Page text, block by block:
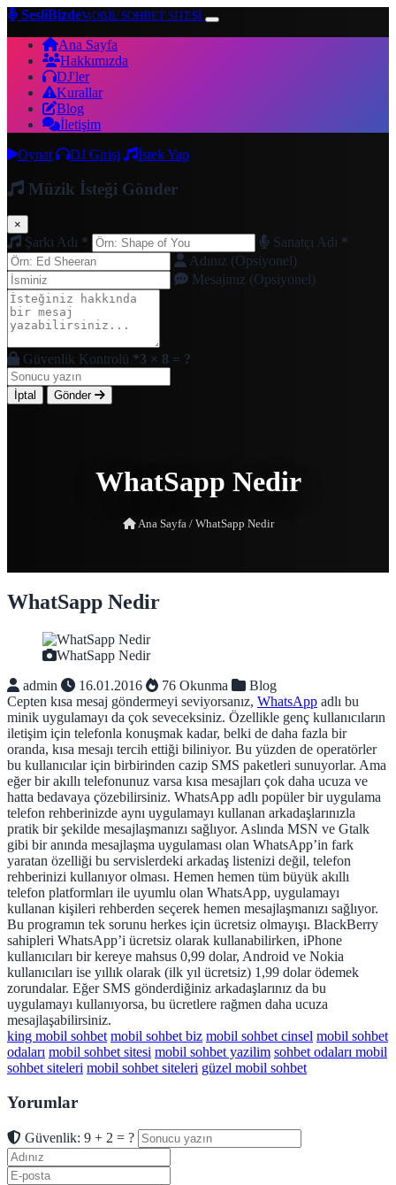
SesliBizdeMOBİL SOHBET SİTESİ
Ana Sayfa
Hakkımızda
DJ'ler
Kurallar
Blog
İletişim
Oynat
DJ Girişi İstek Yap
Müzik İsteği Gönder
×
Şarkı Adı * Sanatçı Adı *
Adınız (Opsiyonel)
Mesajınız (Opsiyonel)
Güvenlik Kontrolü *3 × 8 = ?
İptal Gönder
WhatSapp Nedir
Ana Sayfa /WhatSapp Nedir
WhatSapp Nedir
WhatSapp Nedir
admin
16.01.2016 76 Okunma
Blog
Cepten kısa mesaj göndermeyi seviyorsanız, WhatsApp adlı bu
minik uygulamayı da çok seveceksiniz. Özellikle genç kullanıcıların
iletişim için telefonla konuşmak kadar, belki de daha fazla bir
oranda, kısa mesajı tercih ettiği biliniyor. Bu yüzden de operatörler
bu kullanıcılar için birbirinden cazip SMS paketleri sunuyorlar. Ama
eğer bir akıllı telefonunuz varsa kısa mesajları çok daha ucuza ve
hatta bedavaya çözebilirsiniz. WhatsApp adlı popüler bir uygulama
telefon rehberinizde aynı uygulamayı kullanan arkadaşlarınızla
pratik bir şekilde mesajlaşmanızı sağlıyor. Aslında MSN ve Gtalk
gibi bir anında mesajlaşma uygulaması olan WhatsApp’in fark
yaratan özelliği bu servislerdeki arkadaş listenizi değil, telefon
rehberinizi kullanıyor olması. Hemen hemen tüm büyük akıllı
telefon platformları ile uyumlu olan WhatsApp, uygulamayı
kullanan kişileri rehberden seçerek hemen mesajlaşmanızı sağlıyor.
Bu programın tek sorunu herkes için ücretsiz olmayışı. BlackBerry
sahipleri WhatsApp’i ücretsiz olarak kullanabilirken, iPhone
kullanıcıları bir kereye mahsus 0,99 dolar, Android ve Nokia
kullanıcıları ise yıllık olarak (ilk yıl ücretsiz) 1,99 dolar ödemek
zorundalar. Eğer SMS gönderdiğiniz arkadaşlarınız da bu
uygulamayı kullanıyorsa, bu ücretlere rağmen daha ucuza
mesajlaşabilirsiniz.
king mobil sohbet mobil sohbet biz mobil sohbet cinsel mobil sohbet
odaları mobil sohbet sitesi mobil sohbet yazilim sohbet odaları mobil
sohbet siteleri mobil sohbet siteleri güzel mobil sohbet
Yorumlar
Güvenlik: 9 + 2 = ?